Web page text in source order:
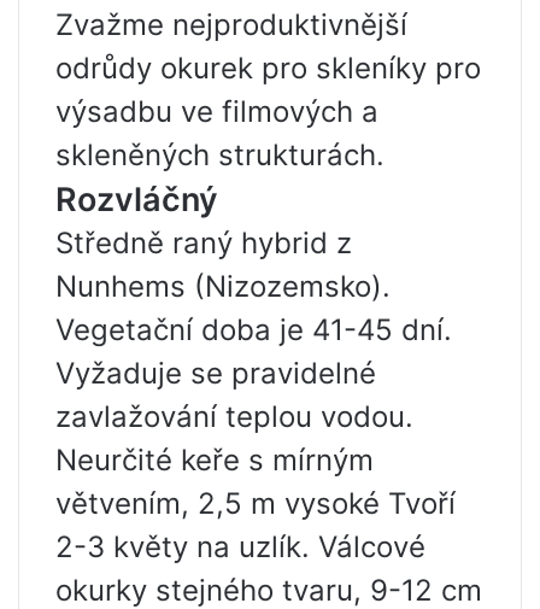
Zvažme nejproduktivnější
odrůdy okurek pro skleníky pro
výsadbu ve filmových a
skleněných strukturách.
Rozvláčný
Středně raný hybrid z
Nunhems (Nizozemsko).
Vegetační doba je 41-45 dní.
Vyžaduje se pravidelné
zavlažování teplou vodou.
Neurčité keře s mírným
větvením, 2,5 m vysoké Tvoří
2-3 květy na uzlík. Válcové
okurky stejného tvaru, 9-12 cm